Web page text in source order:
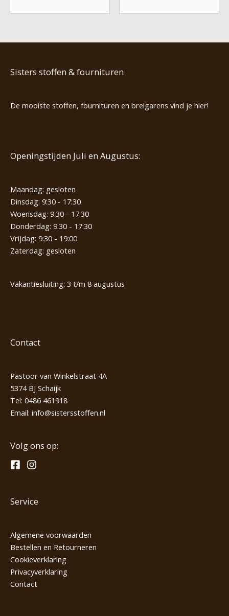
Sisters stoffen & fournituren
De mooiste stoffen, fournituren en breigarens vind je hier!
Openingstijden Juli en Augustus:
Maandag: gesloten
Dinsdag: 9:30 - 17:30
Woensdag: 9:30 - 17:30
Donderdag: 9:30 - 17:30
Vrijdag: 9:30 - 19:00
Zaterdag: gesloten
Vakantiesluiting: 3 t/m 8 augustus
Contact
Pastoor van Winkelstraat 4A
5374 BJ Schaijk
Tel: 0486 461918
Email: info@sistersstoffen.nl
Volg ons op:
Service
Algemene voorwaarden
Bestellen en Retourneren
Cookieverklaring
Privacyverklaring
Contact